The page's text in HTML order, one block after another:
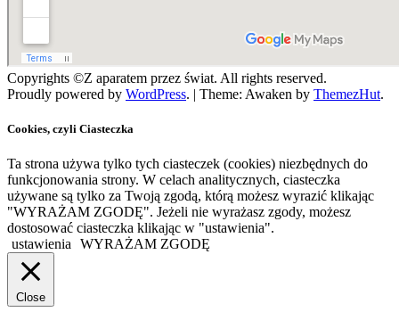
Copyrights ©Z aparatem przez świat. All rights reserved.
Proudly powered by WordPress. | Theme: Awaken by ThemezHut.
Cookies, czyli Ciasteczka
Ta strona używa tylko tych ciasteczek (cookies) niezbędnych do
funkcjonowania strony. W celach analitycznych, ciasteczka
używane są tylko za Twoją zgodą, którą możesz wyrazić klikając
"WYRAŻAM ZGODĘ". Jeżeli nie wyrażasz zgody, możesz
dostosować ciasteczka klikając w "ustawienia".
ustawienia
WYRAŻAM ZGODĘ
Close